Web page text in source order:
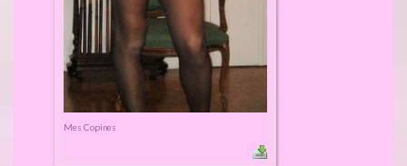
Mes Copines